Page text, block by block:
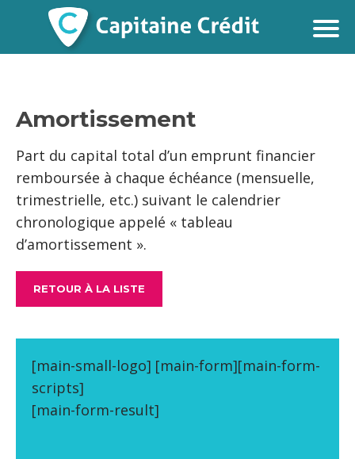
Amortissement
Part du capital total d’un emprunt financier
remboursée à chaque échéance (mensuelle,
trimestrielle, etc.) suivant le calendrier
chronologique appelé « tableau
d’amortissement ».
RETOUR À LA LISTE
[main-small-logo] [main-form][main-form-
scripts]
[main-form-result]